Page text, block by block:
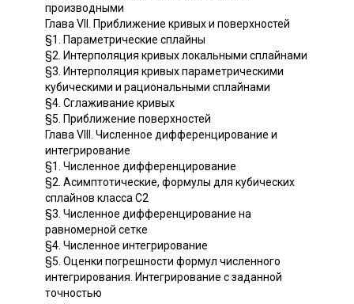
производными
Глава VII. Приближение кривых и поверхностей
§1. Параметрические сплайны
§2. Интерполяция кривых локальными сплайнами
§3. Интерполяция кривых параметрическими
кубическими и рациональными сплайнами
§4. Сглаживание кривых
§5. Приближение поверхностей
Глава VIII. Численное дифференцирование и
интегрирование
§1. Численное дифференцирование
§2. Асимптотические, формулы для кубических
сплайнов класса С2
§3. Численное дифференцирование на
равномерной сетке
§4. Численное интегрирование
§5. Оценки погрешности формул численного
интегрирования. Интегрирование с заданной
точностью